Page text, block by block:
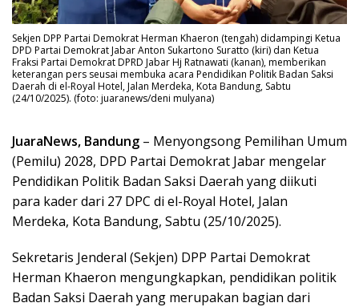
Sekjen DPP Partai Demokrat Herman Khaeron (tengah) didampingi Ketua
DPD Partai Demokrat Jabar Anton Sukartono Suratto (kiri) dan Ketua
Fraksi Partai Demokrat DPRD Jabar Hj Ratnawati (kanan), memberikan
keterangan pers seusai membuka acara Pendidikan Politik Badan Saksi
Daerah di el-Royal Hotel, Jalan Merdeka, Kota Bandung, Sabtu
(24/10/2025). (foto: juaranews/deni mulyana)
JuaraNews, Bandung – Menyongsong Pemilihan Umum
(Pemilu) 2028, DPD Partai Demokrat Jabar mengelar
Pendidikan Politik Badan Saksi Daerah yang diikuti
para kader dari 27 DPC di el-Royal Hotel, Jalan
Merdeka, Kota Bandung, Sabtu (25/10/2025).
Sekretaris Jenderal (Sekjen) DPP Partai Demokrat
Herman Khaeron mengungkapkan, pendidikan politik
Badan Saksi Daerah yang merupakan bagian dari